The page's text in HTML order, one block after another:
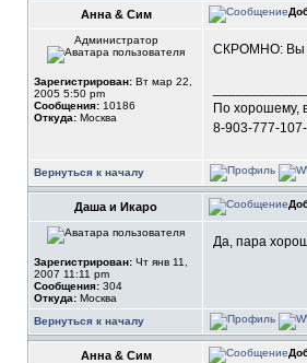
Анна & Сим
Администратор
Зарегистрирован: Вт мар 22,
2005 5:50 pm
Сообщения: 10186
Откуда: Москва
СКРОМНО: Вы
По хорошему,
8-903-777-
Вернуться к началу
Даша и Икаро
Зарегистрирован: Чт янв 11,
2007 11:11 pm
Сообщения: 304
Откуда: Москва
Да, пара
Вернуться к началу
Анна & Сим